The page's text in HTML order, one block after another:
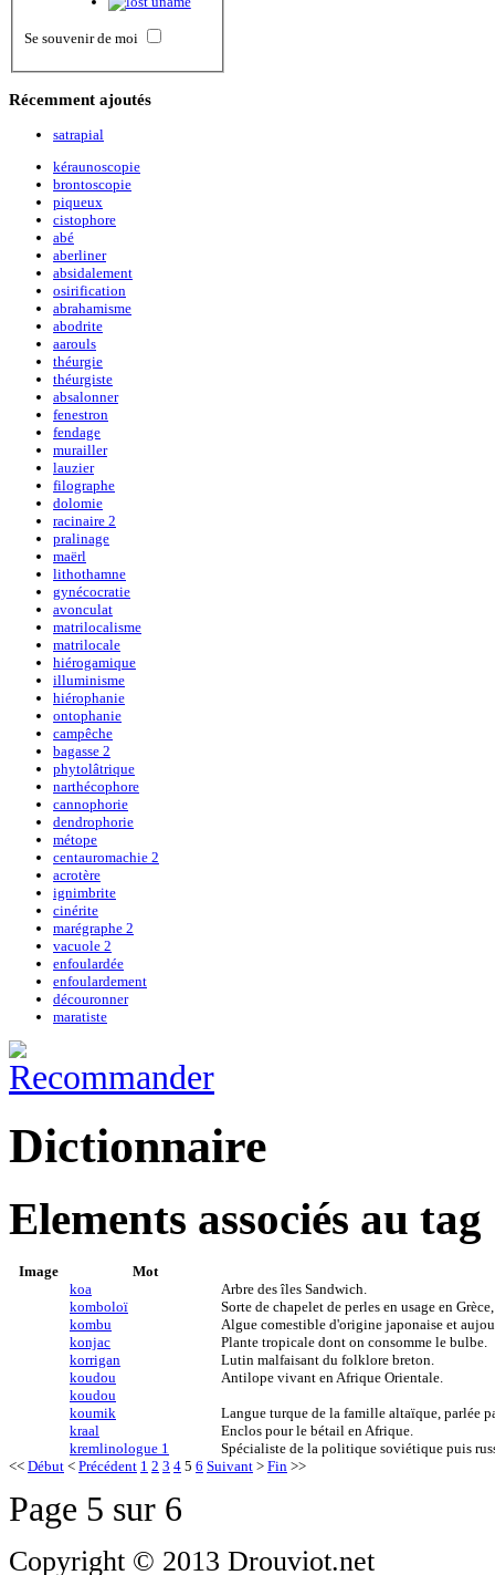
Se souvenir de moi
Récemment ajoutés
satrapial
kéraunoscopie
brontoscopie
piqueux
cistophore
abé
aberliner
absidalement
osirification
abrahamisme
abodrite
aarouls
théurgie
théurgiste
absalonner
fenestron
fendage
murailler
lauzier
filographe
dolomie
racinaire 2
pralinage
maërl
lithothamne
gynécocratie
avonculat
matrilocalisme
matrilocale
hiérogamique
illuminisme
hiérophanie
ontophanie
campêche
bagasse 2
phytolâtrique
narthécophore
cannophorie
dendrophorie
métope
centauromachie 2
acrotère
ignimbrite
cinérite
marégraphe 2
vacuole 2
enfoulardée
enfoulardement
découronner
maratiste
Dictionnaire
Elements associés au
Image
Mot
koa
Arbre des îles Sandwich.
komboloï
Sorte de chapelet de perles en usage en
kombu
Algue comestible d'origine japonaise et
konjac
Plante tropicale dont on consomme le bulbe.
korrigan
Lutin malfaisant du folklore breton.
koudou
Antilope vivant en Afrique Orientale.
koudou
koumik
Langue turque de la famille altaïque, parlée
kraal
Enclos pour le bétail en Afrique.
kremlinologue 1
Spécialiste de la politique soviétique puis
<< Début < Précédent 1 2 3 4 5 6 Suivant > Fin >>
Page 5 sur 6
Copyright © 2013 Drouviot.net